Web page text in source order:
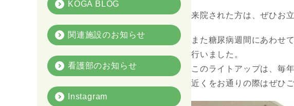
KOGA BLOG
関連施設のお知らせ
看護部のお知らせ
Instagram
来院された方は、ぜひお
また糖尿病週間にあわせ
行いました。
このライトアップは、毎
近くをお通りの際はぜひ